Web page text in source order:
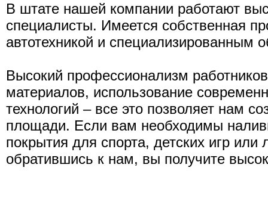
В штате нашей компании работают
специалисты. Имеется собственная
автотехникой и специализированным
Высокий профессионализм
материалов, использование
технологий – все это позволяет нам
площади. Если вам необходимы
покрытия для спорта, детских игр
обратившись к нам, вы получите